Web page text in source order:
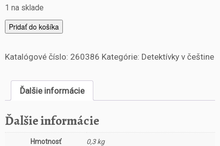
1 na sklade
m
n
ž
o
l
o
Pridať do košíka
Katalógové číslo: 260386 Kategórie: Detektívky v češtine
Ďalšie informácie
Ďalšie informácie
Hmotnosť 0,3 kg